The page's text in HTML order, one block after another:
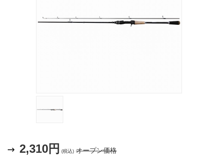
2,310円 (税込) オープン価格